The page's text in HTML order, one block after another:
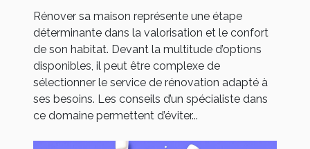
Rénover sa maison représente une étape
déterminante dans la valorisation et le confort
de son habitat. Devant la multitude d’options
disponibles, il peut être complexe de
sélectionner le service de rénovation adapté à
ses besoins. Les conseils d’un spécialiste dans
ce domaine permettent d’éviter...